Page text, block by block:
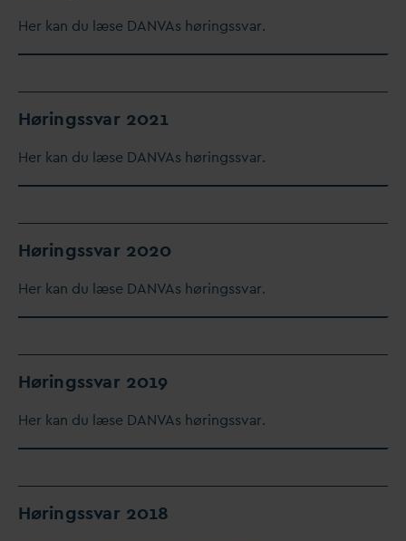
Her kan du læse DANVAs høringssvar.
Høringssvar 2021
Her kan du læse DANVAs høringssvar.
Høringssvar 2020
Her kan du læse DANVAs høringssvar.
Høringssvar 2019
Her kan du læse DANVAs høringssvar.
Høringssvar 2018